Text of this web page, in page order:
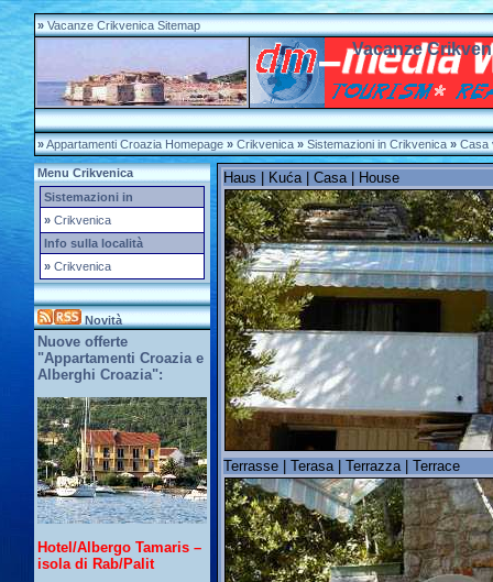
» Vacanze Crikvenica Sitemap
Vacanze
»Appartamenti Croazia Homepage » Crikvenica » Sistemazioni in Crikvenica » Casa
Menu Crikvenica
Sistemazioni in
» Crikvenica
Info sulla località
» Crikvenica
Novità
Nuove offerte
"Appartamenti Croazia e
Alberghi Croazia":
Hotel/Albergo Tamaris –
isola di Rab/Palit
Haus | Kuća | Casa | House
Terrasse | Terasa | Terrazza | Terrace